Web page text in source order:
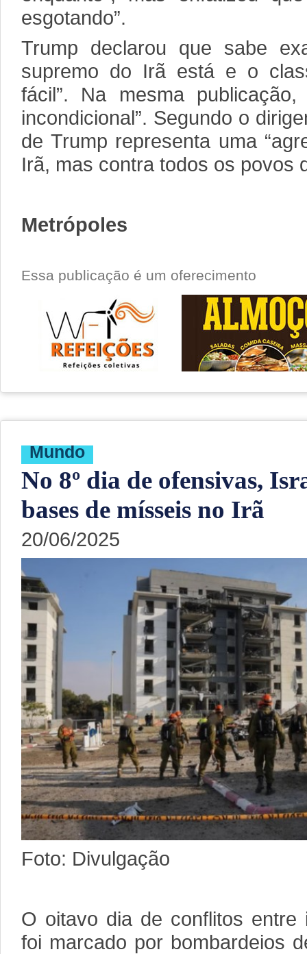
esgotando”.
Trump declarou que sabe
supremo do Irã está e o
fácil”. Na mesma
incondicional”. Segundo o
de Trump representa uma
Irã, mas contra todos os povos
Metrópoles
Essa publicação é um oferecimento
Mundo
No 8º dia de ofensivas,
bases de mísseis no Irã
20/06/2025
Foto: Divulgação
O oitavo dia de conflitos entre
foi marcado por bombardeios